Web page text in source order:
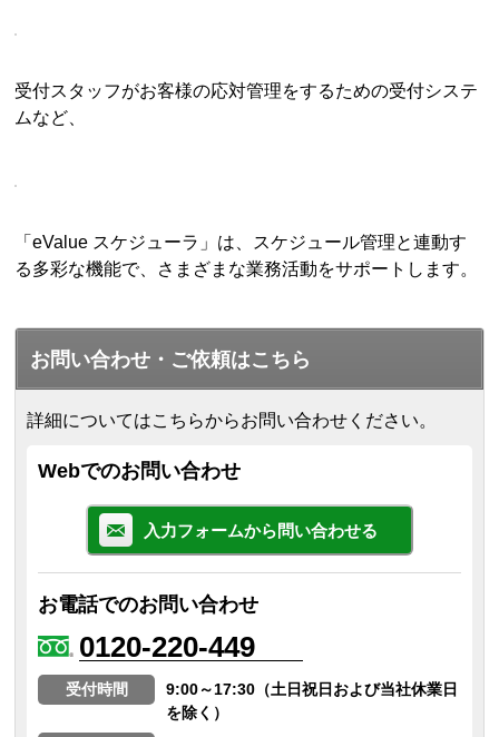
受付スタッフがお客様の応対管理をするための受付システ
ムなど、
「eValue スケジューラ」は、スケジュール管理と連動す
る多彩な機能で、さまざまな業務活動をサポートします。
お問い合わせ・ご依頼はこちら
詳細についてはこちらからお問い合わせください。
Webでのお問い合わせ
入力フォームから問い合わせる
お電話でのお問い合わせ
0120-220-449
受付時間
9:00～17:30（土日祝日および当社休業日
を除く）